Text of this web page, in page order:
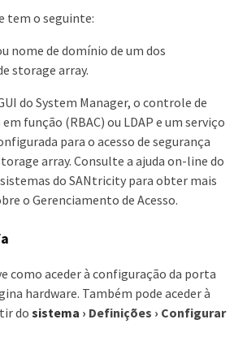
tem o seguinte:
nome de domínio de um dos
storage array.
do System Manager, o controle de
função (RBAC) ou LDAP e um serviço
para o acesso de segurança
array. Consulte a ajuda on-line do
do SANtricity para obter mais
o Gerenciamento de Acesso.
como aceder à configuração da porta
hardware. Também pode aceder à
do sistema › Definições › Configurar